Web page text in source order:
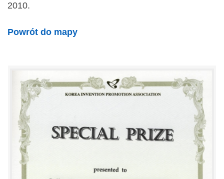
2010.
Powrót do mapy